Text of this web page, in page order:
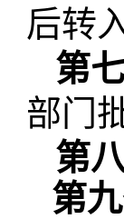
后转
第
部门
第
第